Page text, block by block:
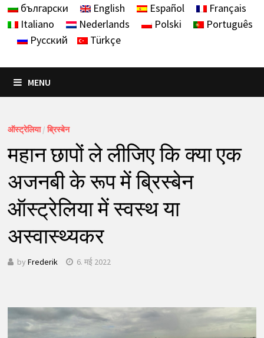
български
English Español
Français
Italiano
Nederlands Polski
Português
Русский
Türkçe
MENU
ऑस्ट्रेलिया/ब्रिस्बेन
महान छापों ले लीजिए कि क्या एक
अजनबी के रूप में ब्रिस्बेन
ऑस्ट्रेलिया में स्वस्थ या
अस्वास्थ्यकर
by Frederik 6. मई 2022